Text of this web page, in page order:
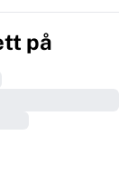
på